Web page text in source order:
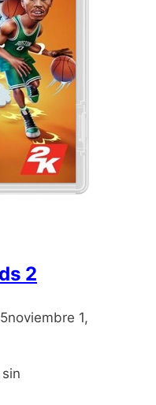
2
noviembre 1,